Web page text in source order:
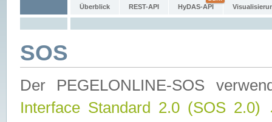
Überblick REST-API HyDAS-API
SOS
Der PEGELONLINE-SOS
Interface Standard 2.0 (SOS 2.0)